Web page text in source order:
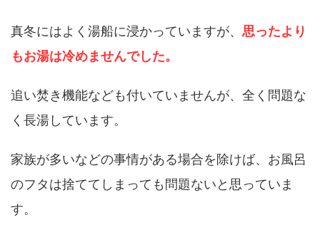
真冬にはよく湯船に浸かっていますが、 思ったより
もお湯は冷めませんでした。
追い焚き機能なども付いていませんが、全く問題な
く長湯しています。
家族が多いなどの事情がある場合を除けば、お風呂
のフタは捨ててしまっても問題ないと思っていま
す。